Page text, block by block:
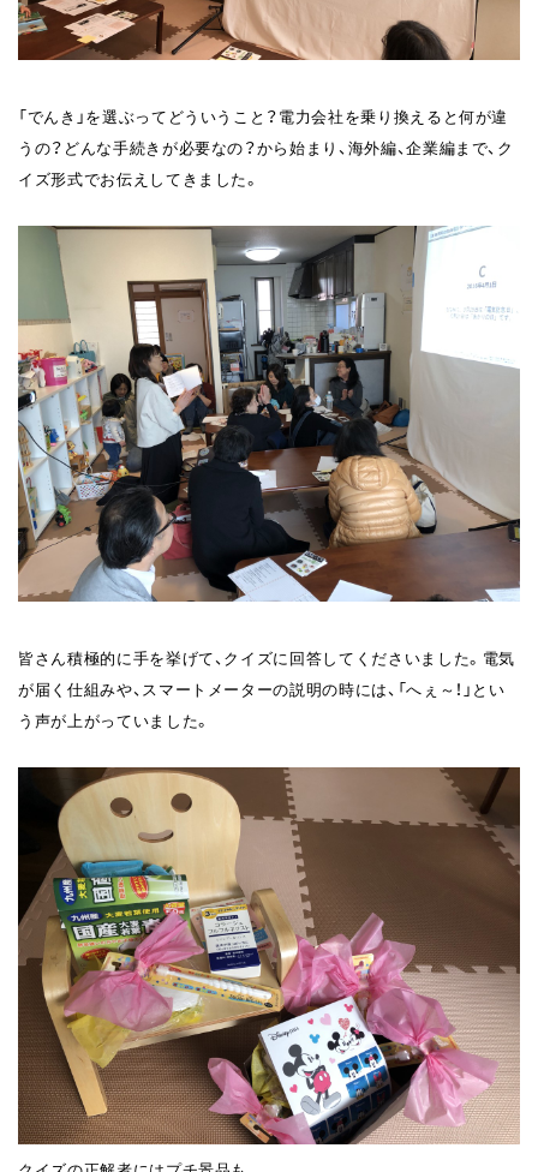
「でんき」を選ぶってどういうこと？電力会社を乗り換えると何が違
うの？どんな手続きが必要なの？から始まり、海外編、企業編まで、ク
イズ形式でお伝えしてきました。
皆さん積極的に手を挙げて、クイズに回答してくださいました。電気
が届く仕組みや、スマートメーターの説明の時には、「へぇ～！」とい
う声が上がっていました。